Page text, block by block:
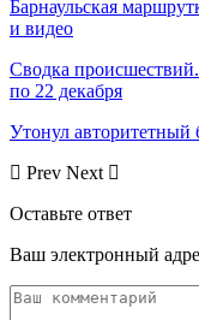
Барнаульская
и видео
Сводка
по 22 декабря
Утонул авторитетный
Prev Next
Оставьте ответ
Ваш электронный